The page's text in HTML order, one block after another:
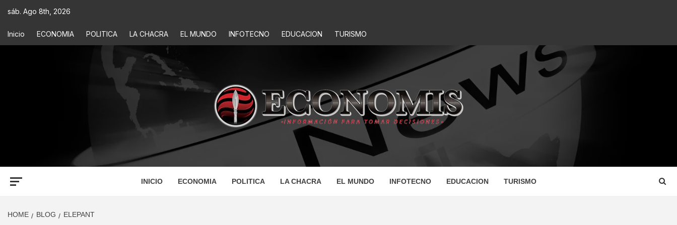
sáb. Ago 8th, 2026
Inicio ECONOMIA POLITICA LA CHACRA EL MUNDO INFOTECNO EDUCACION TURISMO
ECONOMIS
INICIO ECONOMIA POLITICA LA CHACRA EL MUNDO INFOTECNO EDUCACION TURISMO
HOME BLOG ELEPANT